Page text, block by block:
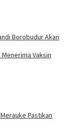
Borobudur Akan
Vaksin
Pastikan